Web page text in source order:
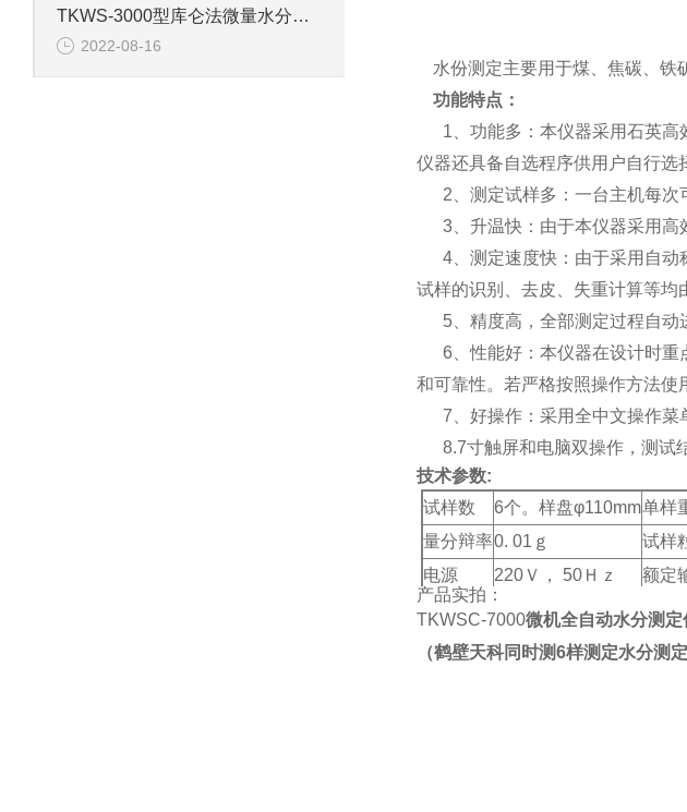
水份测定主要用于煤、焦碳、铁
功能特点：
1、功能多： 本仪器采用石英高
仪器还具备自选程序供用户自行选
2、测定试样多：一台主机每次
3、升温快：由于本仪器采用
4、测定速度快：由于采用自
试样的识别、去皮、失重计算等均
5、精度高，全部测定过程自动
6、性能好：本仪器在设计时
和可靠性。若严格按照操作方法使
7、好操作：采用全中文操作菜
8.7寸触屏和电脑双操作， 测试
技术参数:
试样数
6个。样盘φ110mm单样
量分辩率0. 01ｇ 试样
电源
220Ｖ， 50Ｈｚ 额定
产品实拍：
TKWSC-7000微机全自动水分测定
（鹤壁天科同时测6样测定水分测
TKWS-3000型库仑法微量水分测定仪的技术参数
2022-08-16